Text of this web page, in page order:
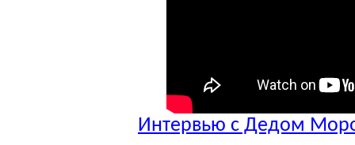
Интервью с Дедом